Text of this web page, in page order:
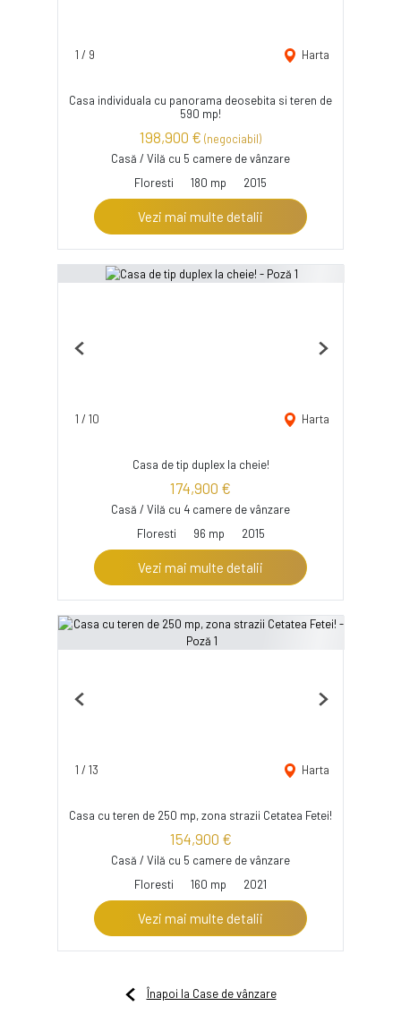
1 / 9 Harta
Casa individuala cu panorama deosebita si teren de
590 mp!
198,900 € (negociabil)
Casă / Vilă cu 5 camere de vânzare
Floresti
180 mp 2015
Vezi mai multe detalii
1 / 10 Harta
Previous Next
Casa de tip duplex la cheie!
174,900 €
Casă / Vilă cu 4 camere de vânzare
Floresti
96 mp 2015
Vezi mai multe detalii
1 / 13 Harta
Previous Next
Casa cu teren de 250 mp, zona strazii Cetatea Fetei!
154,900 €
Casă / Vilă cu 5 camere de vânzare
Floresti
160 mp 2021
Vezi mai multe detalii
Înapoi la Case de vânzare